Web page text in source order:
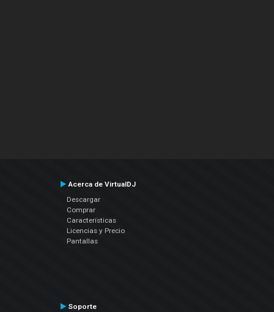
Acerca de VirtualDJ
Descargar
Comprar
Características
Licencias y Precio
Pantallas
Soporte